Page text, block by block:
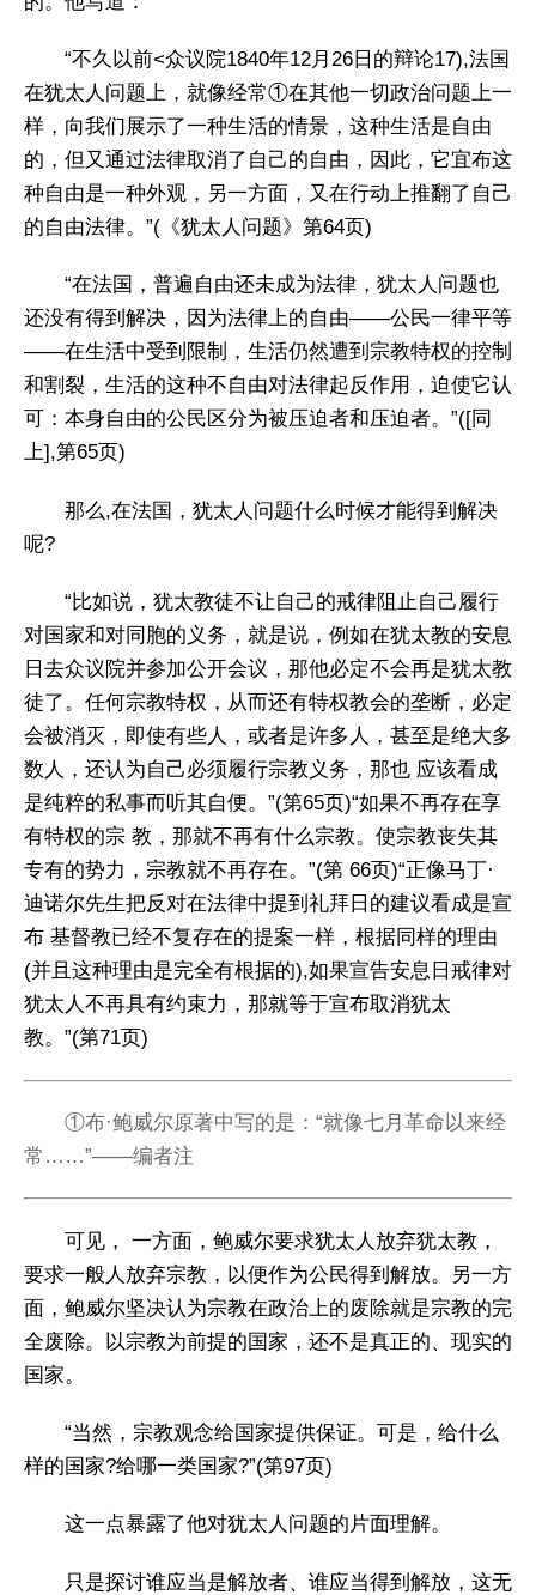
“不久以前<众议院1840年12月26日的辩论17),法国
在犹太人问题上，就像经常①在其他一切政治问题上一
样，向我们展示了一种生活的情景，这种生活是自由
的，但又通过法律取消了自己的自由，因此，它宜布这
种自由是一种外观，另一方面，又在行动上推翻了自己
的自由法律。”(《犹太人问题》第64页)
“在法国，普遍自由还未成为法律，犹太人问题也
还没有得到解决，因为法律上的自由——公民一律平等
——在生活中受到限制，生活仍然遭到宗教特权的控制
和割裂，生活的这种不自由对法律起反作用，迫使它认
可：本身自由的公民区分为被压迫者和压迫者。”([同
上],第65页)
那么,在法国，犹太人问题什么时候才能得到解决
呢?
“比如说，犹太教徒不让自己的戒律阻止自己履行
对国家和对同胞的义务，就是说，例如在犹太教的安息
日去众议院并参加公开会议，那他必定不会再是犹太教
徒了。任何宗教特权，从而还有特权教会的垄断，必定
会被消灭，即使有些人，或者是许多人，甚至是绝大多
数人，还认为自己必须履行宗教义务，那也 应该看成
是纯粹的私事而听其自便。”(第65页)“如果不再存在享
有特权的宗 教，那就不再有什么宗教。使宗教丧失其
专有的势力，宗教就不再存在。”(第 66页)“正像马丁·
迪诺尔先生把反对在法律中提到礼拜日的建议看成是宣
布 基督教已经不复存在的提案一样，根据同样的理由
(并且这种理由是完全有根据的),如果宣告安息日戒律对
犹太人不再具有约束力，那就等于宣布取消犹太
教。”(第71页)
①布·鲍威尔原著中写的是：“就像七月革命以来经
常……”——编者注
可见， 一方面，鲍威尔要求犹太人放弃犹太教，
要求一般人放弃宗教，以便作为公民得到解放。另一方
面，鲍威尔坚决认为宗教在政治上的废除就是宗教的完
全废除。以宗教为前提的国家，还不是真正的、现实的
国家。
“当然，宗教观念给国家提供保证。可是，给什么
样的国家?给哪一类国家?”(第97页)
这一点暴露了他对犹太人问题的片面理解。
只是探讨谁应当是解放者、谁应当得到解放，这无